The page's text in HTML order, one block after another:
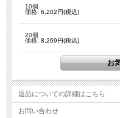
10個
価格: 6,202円(税込)
20個
価格: 8,269円(税込)
返品についての詳細はこちら
お問い合わせ